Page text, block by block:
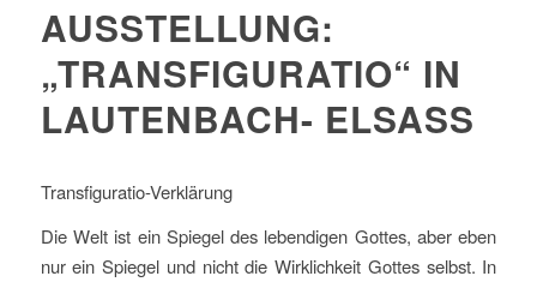
AUSSTELLUNG:
„TRANSFIGURATIO“ IN
LAUTENBACH- ELSASS
Transfiguratio-Verklärung
Die Welt ist ein Spiegel des lebendigen Gottes, aber eben
nur ein Spiegel und nicht die Wirklichkeit Gottes selbst. In